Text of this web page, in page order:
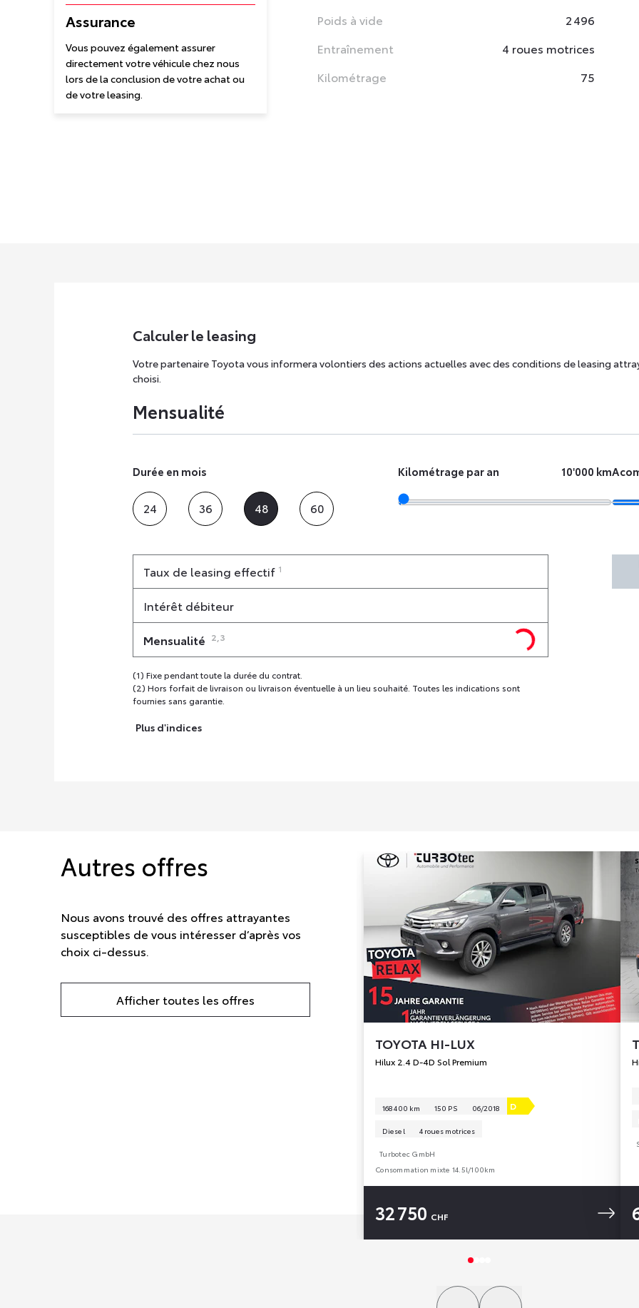
Poids à vide
2 496
Entraînement
4 roues motrices
Kilométrage
75
Assurance
Vous pouvez également assurer
directement votre véhicule chez nous
lors de la conclusion de votre achat ou
de votre leasing.
Calculer le leasing
Votre partenaire Toyota vous informera volontiers des actions actuelles avec des conditions de leasing
choisi.
Mensualité
Durée en mois
24 36 48 60
Kilométrage par an 10'000 km
Taux de leasing effectif 1
Intérêt débiteur
Mensualité 2,3
(1) Fixe pendant toute la durée du contrat.
(2) Hors forfait de livraison ou livraison éventuelle à un lieu souhaité. Toutes les indications sont
fournies sans garantie.
Plus d'indices
Autres offres
Nous avons trouvé des offres attrayantes
susceptibles de vous intéresser d’après vos
choix ci-dessus.
Afficher toutes les offres
TOYOTA HI-LUX
Hilux 2.4 D-4D Sol Premium
168 400 km 150 PS 06/2018 D
Diesel 4 roues motrices
Turbotec GmbH
Consommation mixte 14.5l/100km
32 750 CHF